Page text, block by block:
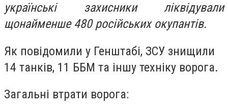
українські захисники ліквідували
щонайменше 480 російських окупантів.
Як повідомили у Генштабі, ЗСУ знищили
14 танків, 11 ББМ та іншу техніку ворога.
Загальні втрати ворога: